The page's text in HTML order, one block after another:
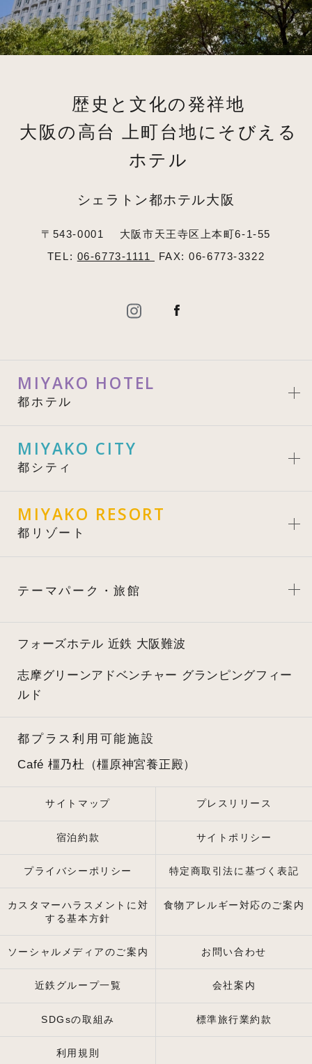
歴史と文化の発祥地
大阪の高台 上町台地にそびえる
ホテル
シェラトン都ホテル大阪
〒543-0001
大阪市天王寺区上本町6-1-55
TEL: 06-6773-1111 FAX: 06-6773-3322
MIYAKO HOTEL
都ホテル
MIYAKO CITY
都シティ
MIYAKO RESORT
都リゾート
テーマパーク・旅館
フォーズホテル 近鉄 大阪難波
志摩グリーンアドベンチャー グランピングフィー
ルド
都プラス利用可能施設
Café 橿乃杜（橿原神宮養正殿）
サイトマップ プレスリリース
宿泊約款 サイトポリシー
プライバシーポリシー 特定商取引法に基づく表記
カスタマーハラスメントに対
する基本方針
食物アレルギー対応のご案内
ソーシャルメディアのご案内 お問い合わせ
近鉄グループ一覧 会社案内
SDGsの取組み 標準旅行業約款
利用規則